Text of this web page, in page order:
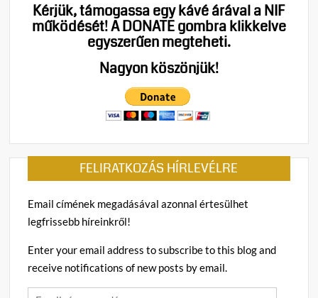
Kérjük, támogassa egy kávé árával a NIF
működését!A DONATE gombra klikkelve
egyszerűen megteheti.
Nagyon köszönjük!
FELIRATKOZÁS HÍRLEVÉLRE
Email címének megadásával azonnal értesülhet
legfrissebb híreinkről!
Enter your email address to subscribe to this blog and
receive notifications of new posts by email.
Email